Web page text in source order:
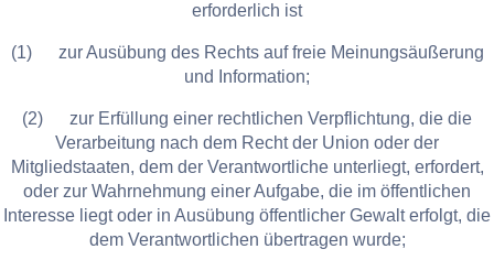
erforderlich ist
(1) zur Ausübung des Rechts auf freie Meinungsäußerung
und Information;
(2) zur Erfüllung einer rechtlichen Verpflichtung, die die
Verarbeitung nach dem Recht der Union oder der
Mitgliedstaaten, dem der Verantwortliche unterliegt, erfordert,
oder zur Wahrnehmung einer Aufgabe, die im öffentlichen
Interesse liegt oder in Ausübung öffentlicher Gewalt erfolgt, die
dem Verantwortlichen übertragen wurde;